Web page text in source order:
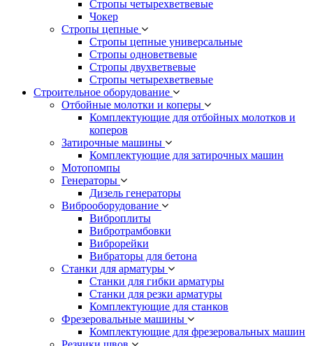
Стропы четырехветвевые
Чокер
Стропы цепные
Стропы цепные универсальные
Стропы одноветвевые
Стропы двухветвевые
Стропы четырехветвевые
Строительное оборудование
Отбойные молотки и коперы
Комплектующие для отбойных молотков и
коперов
Затирочные машины
Комплектующие для затирочных машин
Мотопомпы
Генераторы
Дизель генераторы
Виброоборудование
Виброплиты
Вибротрамбовки
Виброрейки
Вибраторы для бетона
Станки для арматуры
Станки для гибки арматуры
Станки для резки арматуры
Комплектующие для станков
Фрезеровальные машины
Комплектующие для фрезеровальных машин